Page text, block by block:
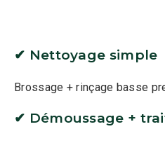
✔ Nettoyage simple
Brossage + rinçage basse
✔ Démoussage +